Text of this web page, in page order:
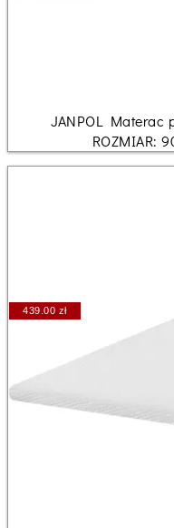
JANPOL Materac
ROZMIAR:
439.00 zł